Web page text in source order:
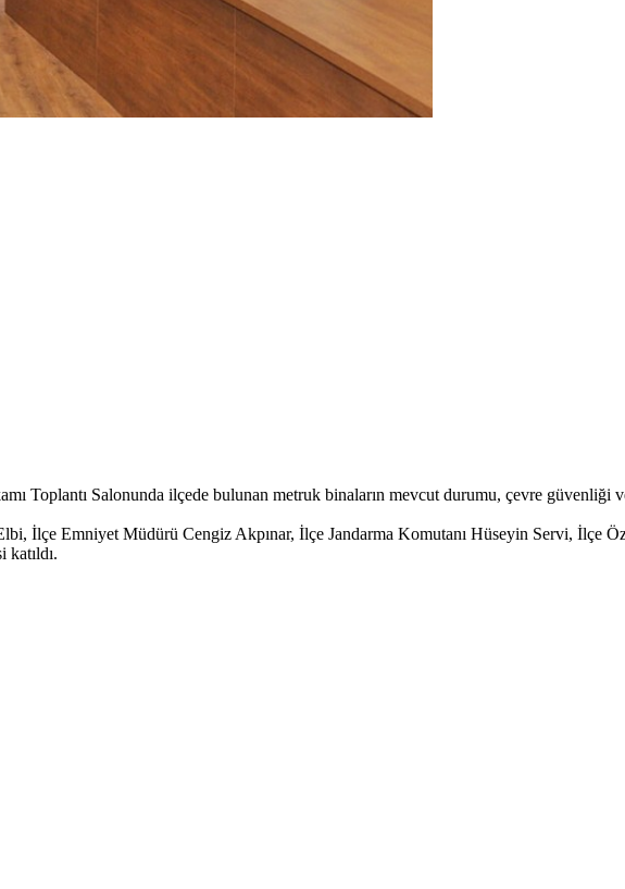
Toplantı Salonunda ilçede bulunan metruk binaların mevcut durumu, çevre
İlçe Emniyet Müdürü Cengiz Akpınar, İlçe Jandarma Komutanı Hüseyin Servi, İlçe